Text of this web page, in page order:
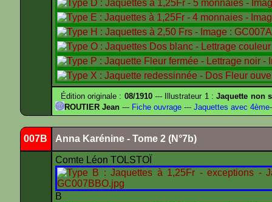
Édition originale : 08/1910--- Illustrateur 1 :Jaquette non
ROUTIER Jean --- Fiche ouvrage --- Jaquettes avec 4ème
007B Anna Karénine - Tome 2 (N°7b)
Comte Léon TOLSTOÏ
B